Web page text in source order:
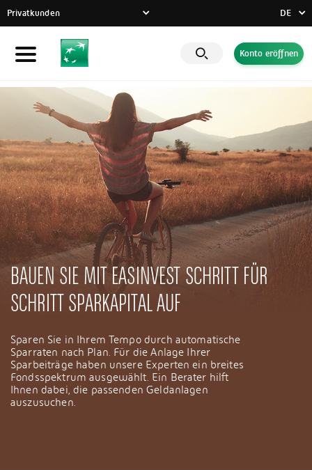
Privatkunden
Privatkunden
Unternehmen
Banque Privée
CSR-Engagement
Aktuelles
Innovative Lösungen
DE
FR
DE
Konto eröffnen
BAUEN SIE MIT EASINVEST SCHRITT FÜR
SCHRITT SPARKAPITAL AUF
Sparen Sie in Ihrem Tempo durch automatische
Sparraten nach Plan. Für die Anlage Ihrer
Sparbeiträge haben unsere Experten ein breites
Fondsspektrum ausgewählt. Ein Berater hilft
Ihnen dabei, die passenden Geldanlagen
auszusuchen.